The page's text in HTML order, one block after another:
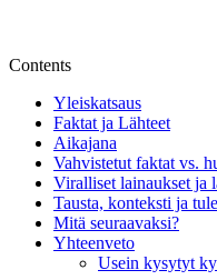
Contents
Yleiskatsaus
Faktat ja Lähteet
Aikajana
Vahvistetut faktat vs.
Viralliset lainaukset ja
Tausta, konteksti ja
Mitä seuraavaksi?
Yhteenveto
Usein kysytyt